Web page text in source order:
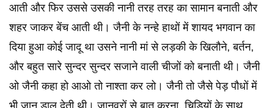
आती और फिर उससे उसकी नानी तरह तरह का सामान बनाती और
शहर जाकर बेंच आती थी। जैनी के नन्हे हाथों में शायद भगवान का
दिया हुआ कोई जादू था उसने नानी मां से लड़की के खिलौने, बर्तन,
और बहुत सारे सुन्दर सुन्दर सजाने वाली चीजों को बनाती थी। जैनी
ओ जैनी कहा हो आओ तो नाश्ता कर लो। जैनी तो जैसे पेड़ पौधों में
भी जान डाल देती थी। जानवरों से बात करना, चिड़ियों के साथ